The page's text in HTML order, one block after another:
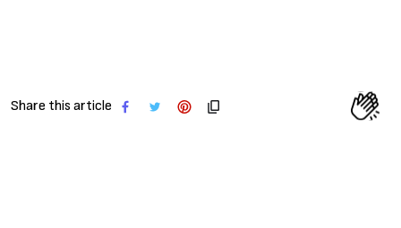
Share this article